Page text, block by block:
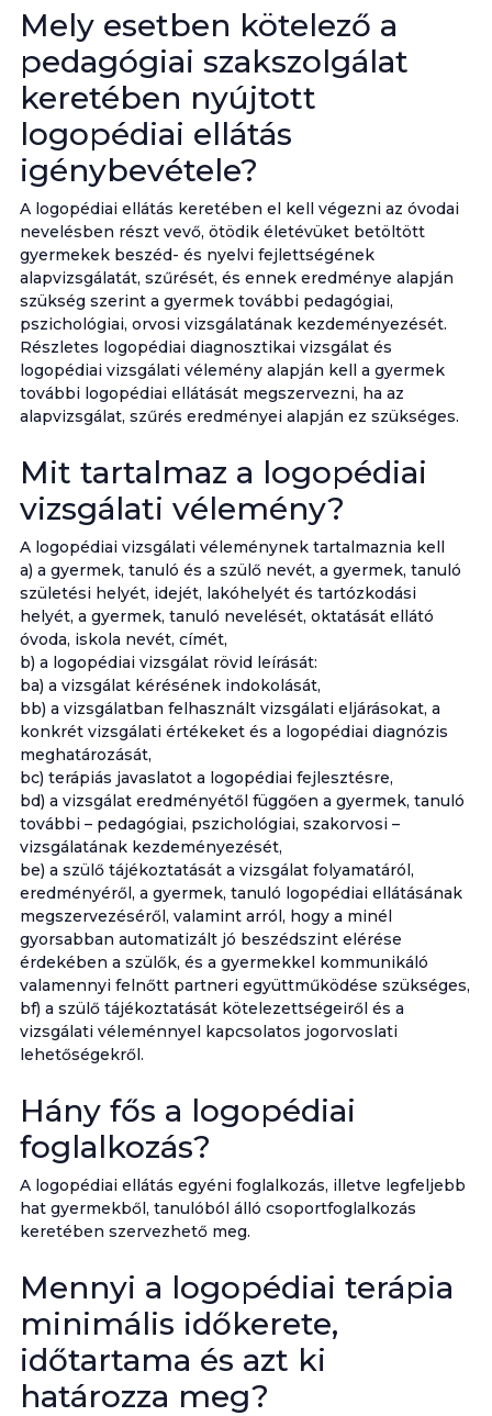
Mely esetben kötelező a
pedagógiai szakszolgálat
keretében nyújtott
logopédiai ellátás
igénybevétele?
A logopédiai ellátás keretében el kell végezni az óvodai
nevelésben részt vevő, ötödik életévüket betöltött
gyermekek beszéd- és nyelvi fejlettségének
alapvizsgálatát, szűrését, és ennek eredménye alapján
szükség szerint a gyermek további pedagógiai,
pszichológiai, orvosi vizsgálatának kezdeményezését.
Részletes logopédiai diagnosztikai vizsgálat és
logopédiai vizsgálati vélemény alapján kell a gyermek
további logopédiai ellátását megszervezni, ha az
alapvizsgálat, szűrés eredményei alapján ez szükséges.
Mit tartalmaz a logopédiai
vizsgálati vélemény?
A logopédiai vizsgálati véleménynek tartalmaznia kell
a) a gyermek, tanuló és a szülő nevét, a gyermek, tanuló
születési helyét, idejét, lakóhelyét és tartózkodási
helyét, a gyermek, tanuló nevelését, oktatását ellátó
óvoda, iskola nevét, címét,
b) a logopédiai vizsgálat rövid leírását:
ba) a vizsgálat kérésének indokolását,
bb) a vizsgálatban felhasznált vizsgálati eljárásokat, a
konkrét vizsgálati értékeket és a logopédiai diagnózis
meghatározását,
bc) terápiás javaslatot a logopédiai fejlesztésre,
bd) a vizsgálat eredményétől függően a gyermek, tanuló
további – pedagógiai, pszichológiai, szakorvosi –
vizsgálatának kezdeményezését,
be) a szülő tájékoztatását a vizsgálat folyamatáról,
eredményéről, a gyermek, tanuló logopédiai ellátásának
megszervezéséről, valamint arról, hogy a minél
gyorsabban automatizált jó beszédszint elérése
érdekében a szülők, és a gyermekkel kommunikáló
valamennyi felnőtt partneri együttműködése szükséges,
bf) a szülő tájékoztatását kötelezettségeiről és a
vizsgálati véleménnyel kapcsolatos jogorvoslati
lehetőségekről.
Hány fős a logopédiai
foglalkozás?
A logopédiai ellátás egyéni foglalkozás, illetve legfeljebb
hat gyermekből, tanulóból álló csoportfoglalkozás
keretében szervezhető meg.
Mennyi a logopédiai terápia
minimális időkerete,
időtartama és azt ki
határozza meg?